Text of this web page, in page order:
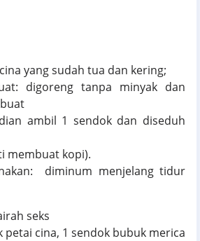
yang sudah tua dan kering;
digoreng tanpa minyak dan
ambil 1 sendok dan diseduh
membuat kopi).
diminum menjelang tidur
seks
cina, 1 sendok bubuk merica